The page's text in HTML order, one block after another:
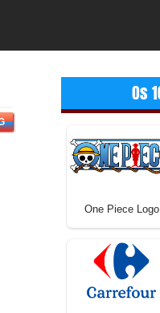
Os
One Piece Logo